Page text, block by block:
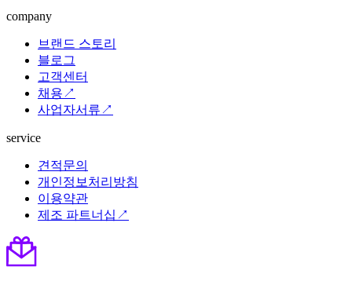
company
브랜드 스토리
블로그
고객센터
채용↗
사업자서류↗
service
견적문의
개인정보처리방침
이용약관
제조 파트너십↗